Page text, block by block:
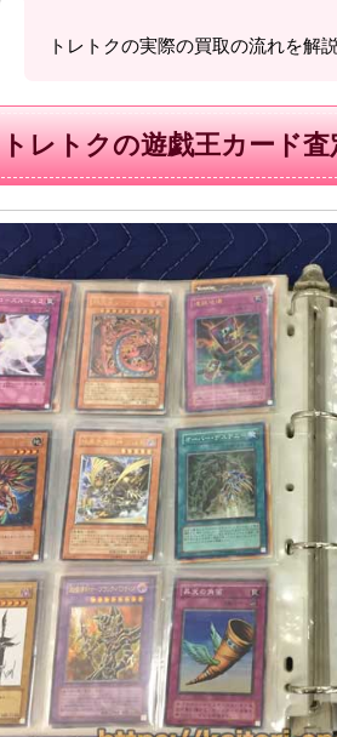
トレトクの実際の買取の流れを解
トレトクの遊戯王カード